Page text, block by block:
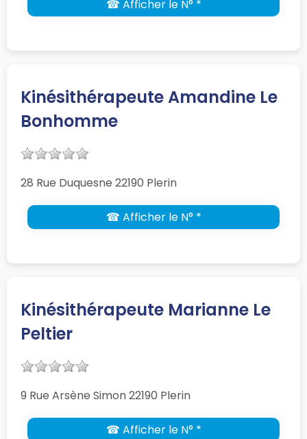
☎ Afficher le N° *
Kinésithérapeute Amandine Le
Bonhomme
28 Rue Duquesne 22190 Plerin
☎ Afficher le N° *
Kinésithérapeute Marianne Le
Peltier
9 Rue Arsène Simon 22190 Plerin
☎ Afficher le N° *